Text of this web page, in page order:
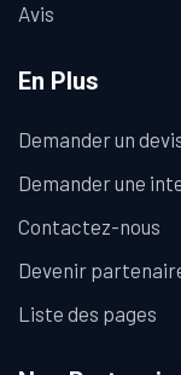
Avis
En Plus
Demander un
Demander une
Contactez-nous
Devenir
Liste des pages